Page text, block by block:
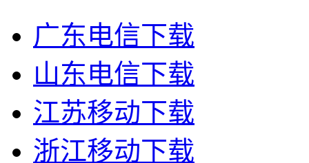
广东电信下载
山东电信下载
江苏移动下载
浙江移动下载